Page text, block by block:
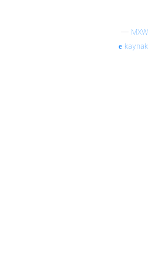
— MXW
kaynak